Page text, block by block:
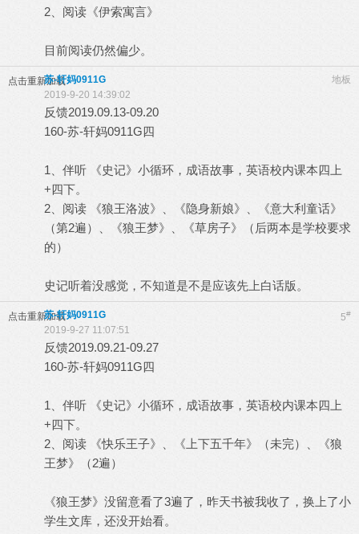
2、阅读《伊索寓言》
目前阅读仍然偏少。
点击重新加载 地板
苏-轩妈0911G
2019-9-20 14:39:02
反馈2019.09.13-09.20
160-苏-轩妈0911G四
1、伴听 《史记》小循环，成语故事，英语校内课本四上
+四下。
2、阅读 《狼王洛波》、《隐身新娘》、《意大利童话》
（第2遍）、《狼王梦》、《草房子》（后两本是学校要求
的）
史记听着没感觉，不知道是不是应该先上白话版。
点击重新加载 5#
苏-轩妈0911G
2019-9-27 11:07:51
反馈2019.09.21-09.27
160-苏-轩妈0911G四
1、伴听 《史记》小循环，成语故事，英语校内课本四上
+四下。
2、阅读 《快乐王子》、《上下五千年》（未完）、《狼
王梦》（2遍）
《狼王梦》没留意看了3遍了，昨天书被我收了，换上了小
学生文库，还没开始看。